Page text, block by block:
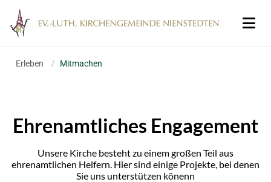
Erleben / Mitmachen
Ehrenamtliches Engagement
Unsere Kirche besteht zu einem großen Teil aus
ehrenamtlichen Helfern. Hier sind einige Projekte, bei denen
Sie uns unterstützen könenn